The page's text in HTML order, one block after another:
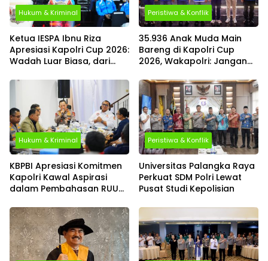
Hukum & Kriminal
Ketua IESPA Ibnu Riza
Apresiasi Kapolri Cup 2026:
Wadah Luar Biasa, dari
Nasional
Peristiwa & Konflik
35.936 Anak Muda Main
Bareng di Kapolri Cup
2026, Wakapolri: Jangan
Jadilah Talenta Digital
Hukum & Kriminal
KBPBI Apresiasi Komitmen
Kapolri Kawal Aspirasi
dalam Pembahasan RUU
Peristiwa & Konflik
Universitas Palangka Raya
Perkuat SDM Polri Lewat
Pusat Studi Kepolisian